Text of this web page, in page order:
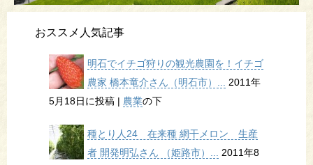
おススメ人気記事
明石でイチゴ狩りの観光農園を！イチゴ
農家 橋本竜介さん（明石市）... 2011年
5月18日に投稿 | 農業の下
種とり人24 在来種 網干メロン 生産
者 開発明弘さん （姫路市）... 2011年8